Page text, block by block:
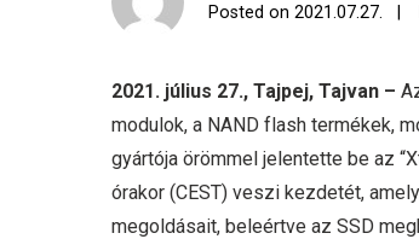
Posted on2021.07.27.
2021. július 27., Tajpej, Tajvan –
modulok, a NAND flash termékek,
gyártója örömmel jelentette be az
órakor (CEST) veszi kezdetét,
megoldásait, beleértve az SSD